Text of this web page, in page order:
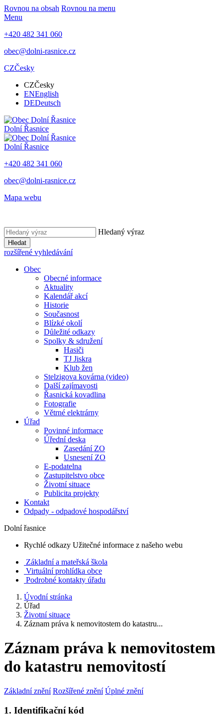
Rovnou na obsah Rovnou na menu
Menu
+420 482 341 060
obec@dolni-rasnice.cz
CZČesky
CZČesky
ENEnglish
DEDeutsch
Dolní Řasnice
Dolní Řasnice
+420 482 341 060
obec@dolni-rasnice.cz
Mapa webu
Hledaný výraz
Hledat
rozšířené vyhledávání
Obec
Obecné informace
Aktuality
Kalendář akcí
Historie
Současnost
Blízké okolí
Důležité odkazy
Spolky & sdružení
Hasiči
TJ Jiskra
Klub žen
Stelzigova kovárna (video)
Další zajímavosti
Řasnická kovadlina
Fotografie
Větrné elektrárny
Úřad
Povinné informace
Úřední deska
Zasedání ZO
Usnesení ZO
E-podatelna
Zastupitelstvo obce
Životní situace
Publicita projekty
Kontakt
Odpady - odpadové hospodářství
Dolní řasnice
Rychlé odkazy Užitečné informace z našeho webu
Základní a mateřská škola
Virtuální prohlídka obce
Podrobné kontakty úřadu
Úvodní stránka
Úřad
Životní situace
Záznam práva k nemovitostem do katastru...
Záznam práva k nemovitostem
do katastru nemovitostí
Základní znění Rozšířené znění Úplné znění
1. Identifikační kód